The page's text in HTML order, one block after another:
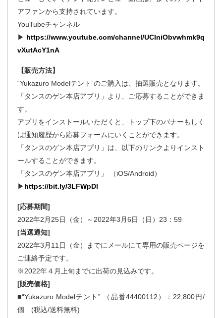
アファンから支持されています。
YouTubeチャンネル
▶ https://www.youtube.com/channel/UCIniObvwhmk9q
vXutAcY1nA
【販売方法】
“Yukazuro Modelテント”のご購入は、抽選販売となります。
「タンスのゲン本店アプリ」より、ご応募することができま
す。
アプリをインストールいただくと、トップ下のバナーもしく
は通知履歴から応募フォームにいくことができます。
「タンスのゲン本店アプリ」は、以下のリンクよりインスト
ールすることができます。
「タンスのゲン本店アプリ」 （iOS/Android）
▶ https://bit.ly/3LFWpDl
[応募期間]
2022年2月25日（金）～2022年3月6日（日）23：59
[当選通知]
2022年3月11日（金）までにメールにて専用の販売ページを
ご連絡予定です。
※2022年４月上旬までに出荷の見込みです。
[販売価格]
■“Yukazuro Modelテント” （品番44400112）：22,800円/
個 (税込/送料無料)